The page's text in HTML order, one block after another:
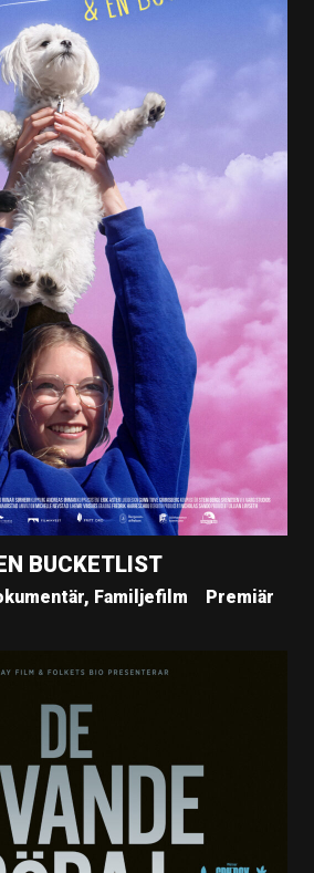
BUCKETLIST
Familjefilm
Premiär